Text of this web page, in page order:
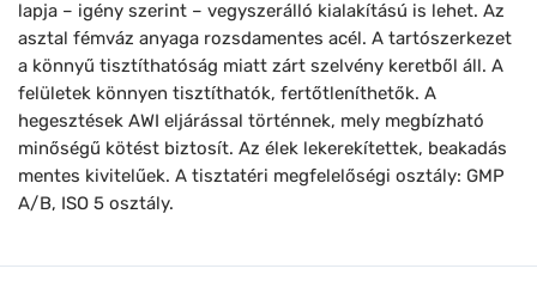
lapja – igény szerint – vegyszerálló kialakítású is lehet. Az
asztal fémváz anyaga rozsdamentes acél. A tartószerkezet
a könnyű tisztíthatóság miatt zárt szelvény keretből áll. A
felületek könnyen tisztíthatók, fertőtleníthetők. A
hegesztések AWI eljárással történnek, mely megbízható
minőségű kötést biztosít. Az élek lekerekítettek, beakadás
mentes kivitelűek. A tisztatéri megfelelőségi osztály: GMP
A/B, ISO 5 osztály.